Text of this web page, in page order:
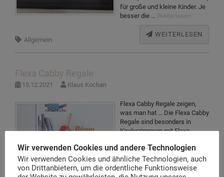
für große und kleine Kinder. Je
besser die … Weiterlesen
WEITERLESEN
Allgemein
Flexa Cabby Regale
15.12.2021 Klaus Kochan
Flexa Cabby Regale zeigen,
was man hat … Die Flexa Cabby
Regale sind besonders in
Kinderzimmern mit Flexa-
sich hier um dasselbe Material
und Farbe handelt. Viele
Spielzeuge, Autos und Puppen,
Wir verwenden Cookies und andere Technologien
Wir verwenden Cookies und ähnliche Technologien, auch
von Drittanbietern, um die ordentliche Funktionsweise